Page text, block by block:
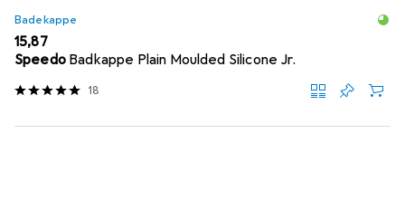
Badekappe
EUR
15,87
Speedo Badkappe Plain Moulded Silicone Jr.
18